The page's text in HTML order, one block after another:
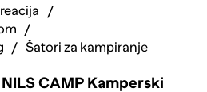
Šatori za kampiranje
NILS CAMP Kamperski